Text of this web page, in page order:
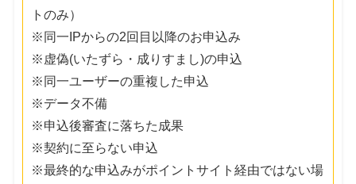
トのみ）
※同一IPからの2回目以降のお申込み
※虚偽(いたずら・成りすまし)の申込
※同一ユーザーの重複した申込
※データ不備
※申込後審査に落ちた成果
※契約に至らない申込
※最終的な申込みがポイントサイト経由ではない場